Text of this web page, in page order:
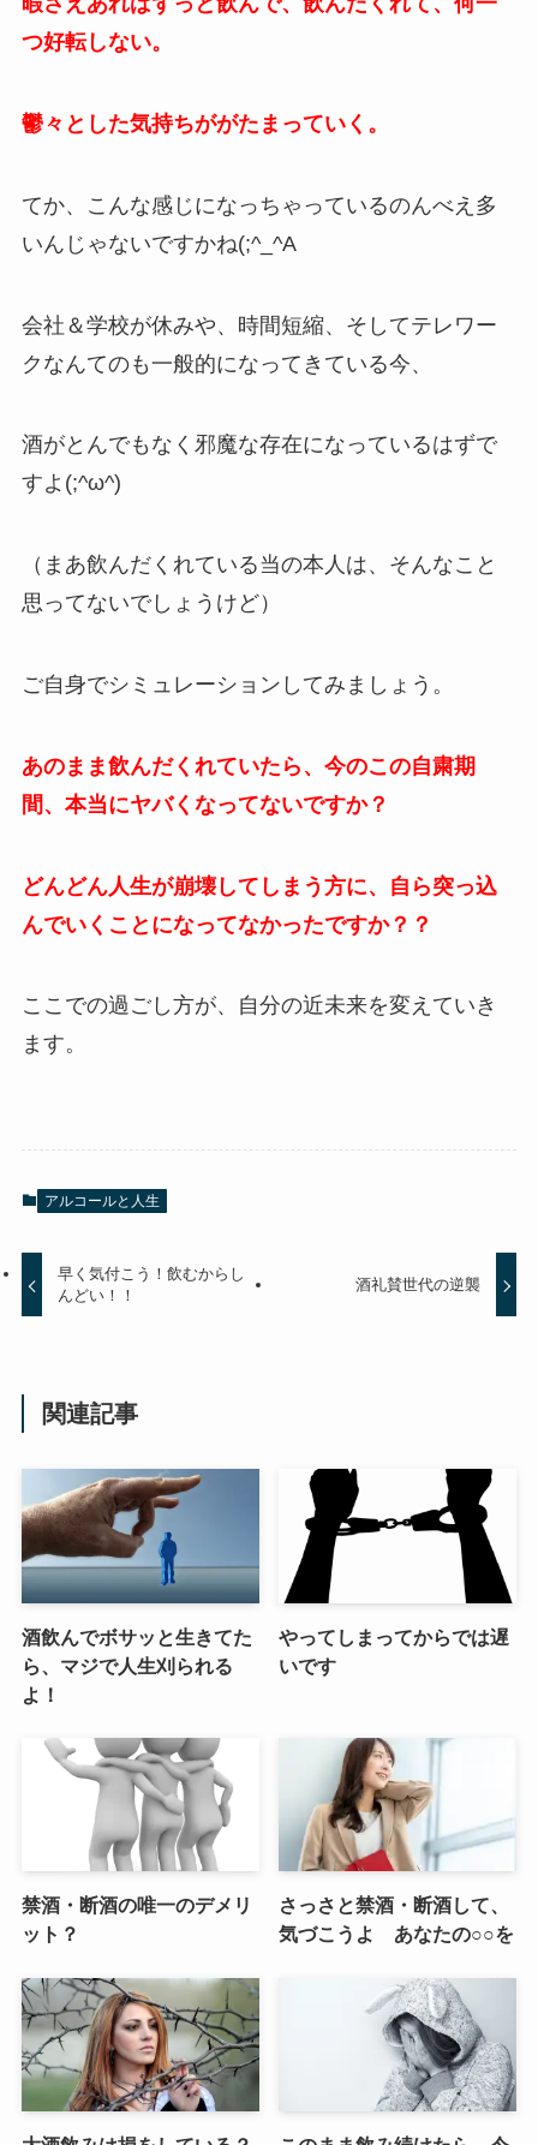
つ好転しない。
鬱々とした気持ちががたまっていく。
てか、こんな感じになっちゃっているのんべえ多
いんじゃないですかね(;^_^A
会社＆学校が休みや、時間短縮、そしてテレワー
クなんてのも一般的になってきている今、
酒がとんでもなく邪魔な存在になっているはずで
すよ(;^ω^)
（まあ飲んだくれている当の本人は、そんなこと
思ってないでしょうけど）
ご自身でシミュレーションしてみましょう。
あのまま飲んだくれていたら、今のこの自粛期
間、本当にヤバくなってないですか？
どんどん人生が崩壊してしまう方に、自ら突っ込
んでいくことになってなかったですか？？
ここでの過ごし方が、自分の近未来を変えていき
ます。
アルコールと人生
早く気付こう！飲むからし
んどい！！
酒礼賛世代の逆襲
関連記事
酒飲んでボサッと生きてた
ら、マジで人生刈られる
よ！
やってしまってからでは遅
いです
禁酒・断酒の唯一のデメリ
ット？
さっさと禁酒・断酒して、
気づこうよ あなたの○○を